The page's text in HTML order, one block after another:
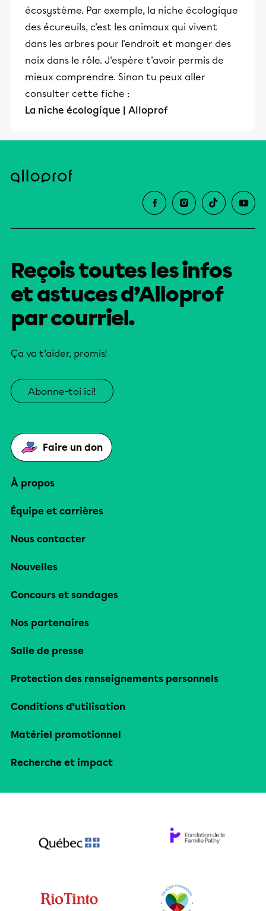
écosystème. Par exemple, la niche écologique
des écureuils, c'est les animaux qui vivent
dans les arbres pour l'endroit et manger des
noix dans le rôle. J'espère t'avoir permis de
mieux comprendre. Sinon tu peux aller
consulter cette fiche :
La niche écologique | Alloprof
Reçois toutes les infos
et astuces d’Alloprof
par courriel.
Ça va t’aider, promis!
Abonne-toi ici!
Faire un don
À propos
Équipe et carrières
Nous contacter
Nouvelles
Concours et sondages
Nos partenaires
Salle de presse
Protection des renseignements personnels
Conditions d’utilisation
Matériel promotionnel
Recherche et impact